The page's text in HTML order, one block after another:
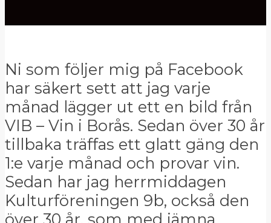
Ni som följer mig på Facebook
har säkert sett att jag varje
månad lägger ut ett en bild från
VIB – Vin i Borås. Sedan över 30 år
tillbaka träffas ett glatt gäng den
1:e varje månad och provar vin.
Sedan har jag herrmiddagen
Kulturföreningen 9b, också den
över 30 år, som med jämna